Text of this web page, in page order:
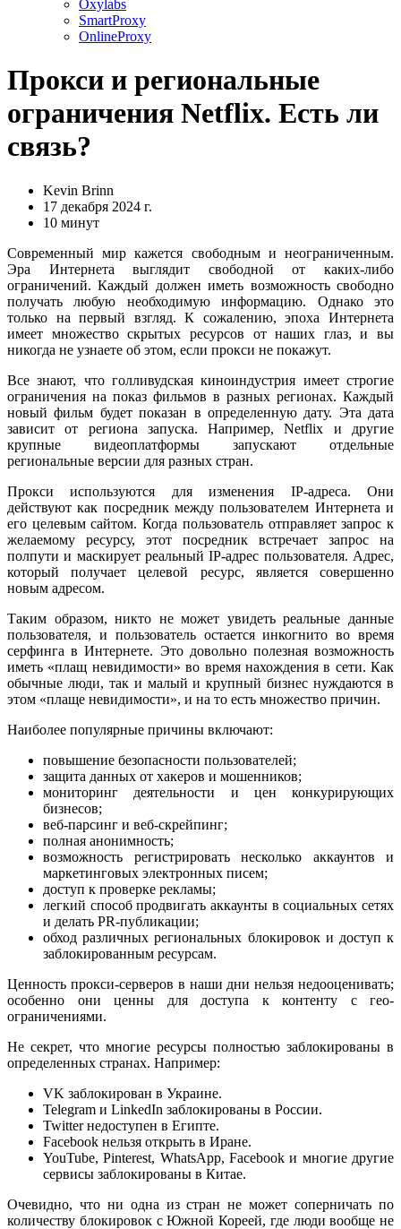
Oxylabs
SmartProxy
OnlineProxy
Прокси и региональные
ограничения Netflix. Есть ли
связь?
Kevin Brinn
17 декабря 2024 г.
10 минут
Современный мир кажется свободным и неограниченным.
Эра Интернета выглядит свободной от каких-либо
ограничений. Каждый должен иметь возможность свободно
получать любую необходимую информацию. Однако это
только на первый взгляд. К сожалению, эпоха Интернета
имеет множество скрытых ресурсов от наших глаз, и вы
никогда не узнаете об этом, если прокси не покажут.
Все знают, что голливудская киноиндустрия имеет строгие
ограничения на показ фильмов в разных регионах. Каждый
новый фильм будет показан в определенную дату. Эта дата
зависит от региона запуска. Например, Netflix и другие
крупные видеоплатформы запускают отдельные
региональные версии для разных стран.
Прокси используются для изменения IP-адреса. Они
действуют как посредник между пользователем Интернета и
его целевым сайтом. Когда пользователь отправляет запрос к
желаемому ресурсу, этот посредник встречает запрос на
полпути и маскирует реальный IP-адрес пользователя. Адрес,
который получает целевой ресурс, является совершенно
новым адресом.
Таким образом, никто не может увидеть реальные данные
пользователя, и пользователь остается инкогнито во время
серфинга в Интернете. Это довольно полезная возможность
иметь «плащ невидимости» во время нахождения в сети. Как
обычные люди, так и малый и крупный бизнес нуждаются в
этом «плаще невидимости», и на то есть множество причин.
Наиболее популярные причины включают:
повышение безопасности пользователей;
защита данных от хакеров и мошенников;
мониторинг деятельности и цен конкурирующих
бизнесов;
веб-парсинг и веб-скрейпинг;
полная анонимность;
возможность регистрировать несколько аккаунтов и
маркетинговых электронных писем;
доступ к проверке рекламы;
легкий способ продвигать аккаунты в социальных сетях
и делать PR-публикации;
обход различных региональных блокировок и доступ к
заблокированным ресурсам.
Ценность прокси-серверов в наши дни нельзя недооценивать;
особенно они ценны для доступа к контенту с гео-
ограничениями.
Не секрет, что многие ресурсы полностью заблокированы в
определенных странах. Например:
VK заблокирован в Украине.
Telegram и LinkedIn заблокированы в России.
Twitter недоступен в Египте.
Facebook нельзя открыть в Иране.
YouTube, Pinterest, WhatsApp, Facebook и многие другие
сервисы заблокированы в Китае.
Очевидно, что ни одна из стран не может соперничать по
количеству блокировок с Южной Кореей, где люди вообще не